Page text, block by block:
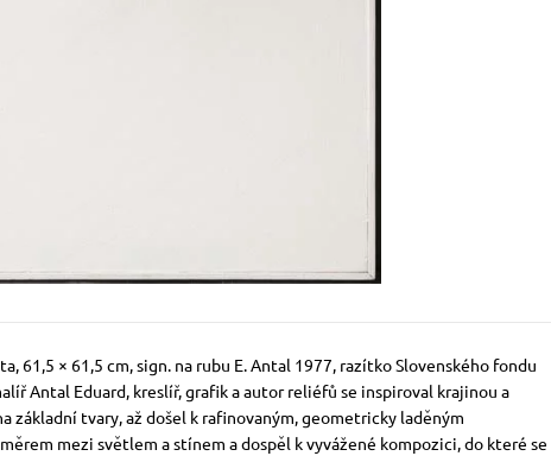
61,5 × 61,5 cm, sign. na rubu E. Antal 1977, razítko Slovenského fondu
Antal Eduard, kreslíř, grafik a autor reliéfů se inspiroval krajinou a
základní tvary, až došel k rafinovaným, geometricky laděným
mezi světlem a stínem a dospěl k vyvážené kompozici, do které se